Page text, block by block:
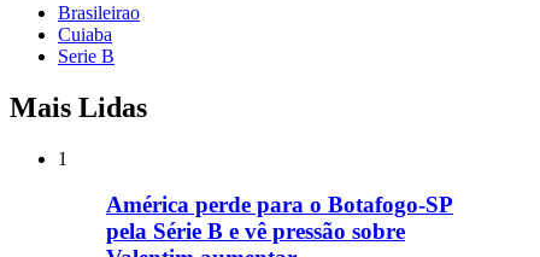
Brasileirao
Cuiaba
Serie B
Mais Lidas
1
América perde para o Botafogo-SP
pela Série B e vê pressão sobre